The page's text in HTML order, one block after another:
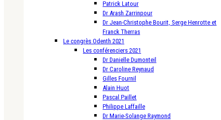
Patrick Latour
Dr Arash Zarrinpour
Dr Jean-Christophe Bourit, Serge Henrotte et
Franck Therras
Le congrès Odenth 2021
Les conférenciers 2021
Dr Danielle Dumonteil
Dr Caroline Reynaud
Gilles Fournil
Alain Huot
Pascal Paillet
Philippe Laffaille
Dr Marie-Solange Raymond